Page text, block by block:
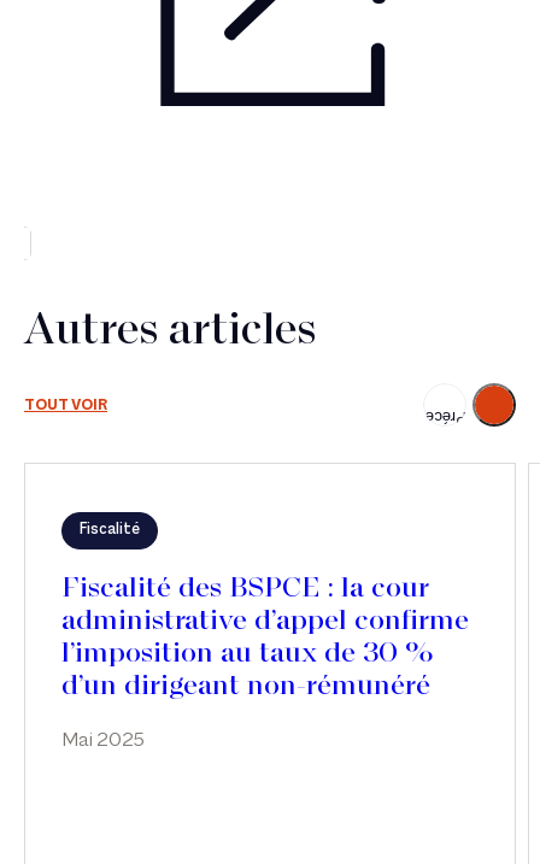
Autres articles
TOUT VOIR
Précédent
Suivant
Fiscalité
Mai 2025
Fiscalité des BSPCE : la cour
administrative d’appel confirme
l’imposition au taux de 30 %
d’un dirigeant non-rémunéré